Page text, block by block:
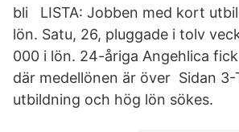
bli LISTA: Jobben med kort
lön. Satu, 26, pluggade i tolv
000 i lön. 24-åriga Angehlica
där medellönen är över Sidan
utbildning och hög lön sökes.